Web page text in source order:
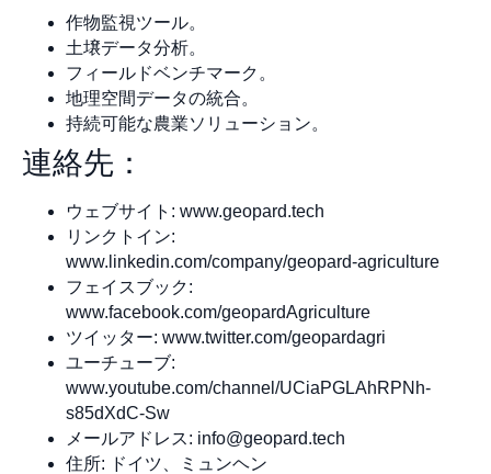
作物監視ツール。
土壌データ分析。
フィールドベンチマーク。
地理空間データの統合。
持続可能な農業ソリューション。
連絡先：
ウェブサイト: www.geopard.tech
リンクトイン:
www.linkedin.com/company/geopard-agriculture
フェイスブック:
www.facebook.com/geopardAgriculture
ツイッター: www.twitter.com/geopardagri
ユーチューブ:
www.youtube.com/channel/UCiaPGLAhRPNh-
s85dXdC-Sw
メールアドレス: info@geopard.tech
住所: ドイツ、ミュンヘン